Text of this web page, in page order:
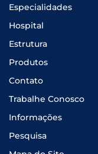
Especialidades
Hospital
Estrutura
Produtos
Contato
Trabalhe Conosco
Informações
Pesquisa